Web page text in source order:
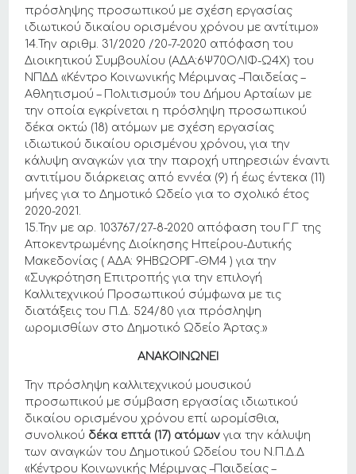
πρόσληψης προσωπικού με σχέση εργασίας
ιδιωτικού δικαίου ορισμένου χρόνου με αντίτιμο»
14.Την αριθμ. 31/2020 /20-7-2020 απόφαση του
Διοικητικού Συμβουλίου (ΑΔΑ:6Ψ70ΟΛΙΦ-Ω4Χ) του
ΝΠΔΔ «Κέντρο Κοινωνικής Μέριμνας –Παιδείας –
Αθλητισμού – Πολιτισμού» του Δήμου Αρταίων με
την οποία εγκρίνεται η πρόσληψη προσωπικού
δέκα οκτώ (18) ατόμων με σχέση εργασίας
ιδιωτικού δικαίου ορισμένου χρόνου, για την
κάλυψη αναγκών για την παροχή υπηρεσιών έναντι
αντιτίμου διάρκειας από εννέα (9) ή έως έντεκα (11)
μήνες για το Δημοτικό Ωδείο για το σχολικό έτος
2020-2021.
15.Την με αρ. 103767/27-8-2020 απόφαση του Γ.Γ της
Αποκεντρωμένης Διοίκησης Ηπείρου-Δυτικής
Μακεδονίας ( ΑΔΑ: 9ΗΒΩΟΡΙΓ-ΘΜ4 ) για την
«Συγκρότηση Επιτροπής για την επιλογή
Καλλιτεχνικού Προσωπικού σύμφωνα με τις
διατάξεις του Π.Δ. 524/80 για πρόσληψη
ωρομισθίων στο Δημοτικό Ωδείο Άρτας.»
ΑΝΑΚΟΙΝΩΝΕΙ
Την πρόσληψη καλλιτεχνικού μουσικού
προσωπικού με σύμβαση εργασίας ιδιωτικού
δικαίου ορισμένου χρόνου επί ωρομίσθια,
συνολικού δέκα επτά (17) ατόμων για την κάλυψη
των αναγκών του Δημοτικού Ωδείου του Ν.Π.Δ.Δ
«Κέντρου Κοινωνικής Μέριμνας –Παιδείας –